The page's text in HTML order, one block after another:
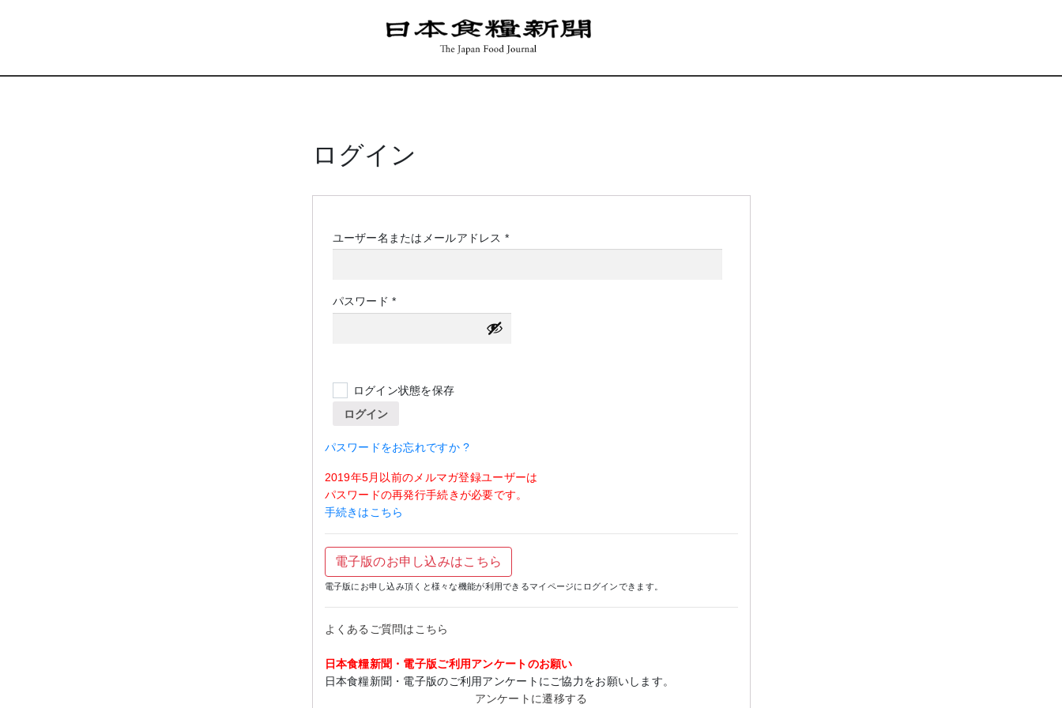
ログイン
ユーザー名またはメールアドレス *必
パスワード*必
須
ログイン状態を保存
ログイン
パスワードをお忘れですか ?
2019年5月以前のメルマガ登録ユーザーは
パスワードの再発行手続きが必要です。
手続きはこちら
電子版のお申し込みはこちら
電子版にお申し込み頂くと様々な機能が利用できるマイページにログインできます。
よくあるご質問はこちら
日本食糧新聞・電子版ご利用アンケートのお願い
日本食糧新聞・電子版のご利用アンケートにご協力をお願いします。
アンケートに遷移する